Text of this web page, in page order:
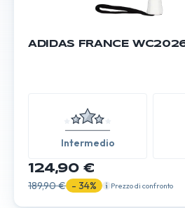
ADIDAS FRANCE
Intermedio
124,90 €
189,90 € - 34% Prezzo di confronto